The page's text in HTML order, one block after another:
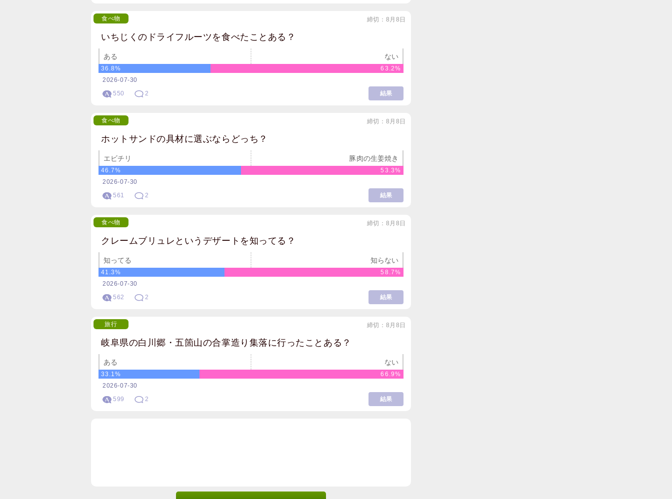
いちじくのドライフルーツを食べたことある？
締切：8月8日
食べ物
ある ない
36.8%
63.2%
2026-07-30
550
2 結果
ホットサンドの具材に選ぶならどっち？
締切：8月8日
食べ物
エビチリ 豚肉の生姜焼き
46.7%
53.3%
2026-07-30
561
2 結果
クレームブリュレというデザートを知ってる？
締切：8月8日
食べ物
知ってる 知らない
41.3%
58.7%
2026-07-30
562
2 結果
岐阜県の白川郷・五箇山の合掌造り集落に行ったことある？
締切：8月8日
旅行
ある ない
33.1%
66.9%
2026-07-30
599
2 結果